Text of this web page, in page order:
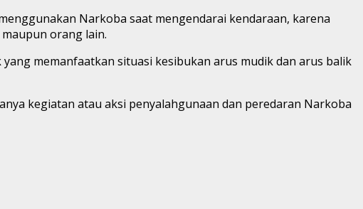
Narkoba saat mengendarai kendaraan, karena
orang lain.
memanfaatkan situasi kesibukan arus mudik dan arus balik
kegiatan atau aksi penyalahgunaan dan peredaran Narkoba